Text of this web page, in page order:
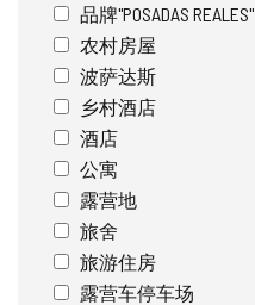
品牌"POSADAS REALES"
农村房屋
波萨达斯
乡村酒店
酒店
公寓
露营地
旅舍
旅游住房
露营车停车场